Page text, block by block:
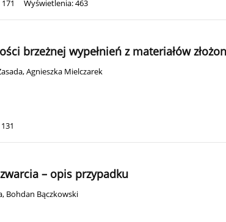
Wyświetlenia: 463
brzeżnej wypełnień z materiałów
,Agnieszka Mielczarek
– opis przypadku
, Bohdan Bączkowski